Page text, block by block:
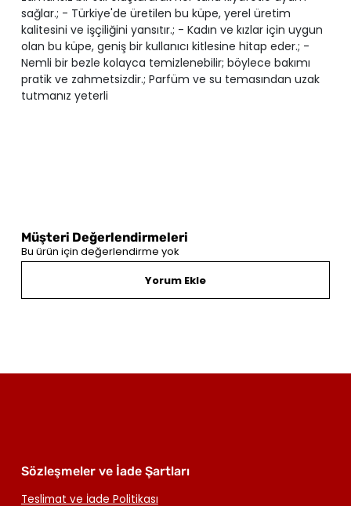
sağlar.; - Türkiye'de üretilen bu küpe, yerel üretim
kalitesini ve işçiliğini yansıtır.; - Kadın ve kızlar için uygun
olan bu küpe, geniş bir kullanıcı kitlesine hitap eder.; -
Nemli bir bezle kolayca temizlenebilir; böylece bakımı
pratik ve zahmetsizdir.; Parfüm ve su temasından uzak
tutmanız yeterli
Müşteri Değerlendirmeleri
Bu ürün için değerlendirme yok
Yorum Ekle
Sözleşmeler ve İade Şartları
Teslimat ve İade Politikası